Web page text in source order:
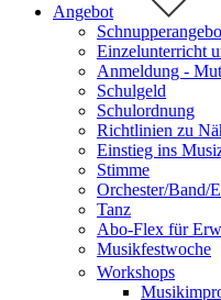
Angebot
Einzelunterricht
Anmeldung -
Schulgeld
Schulordnung
Richtlinien zu
Einstieg ins
Stimme
Orchester/Band/
Tanz
Abo-Flex für
Musikfestwoche
Workshops